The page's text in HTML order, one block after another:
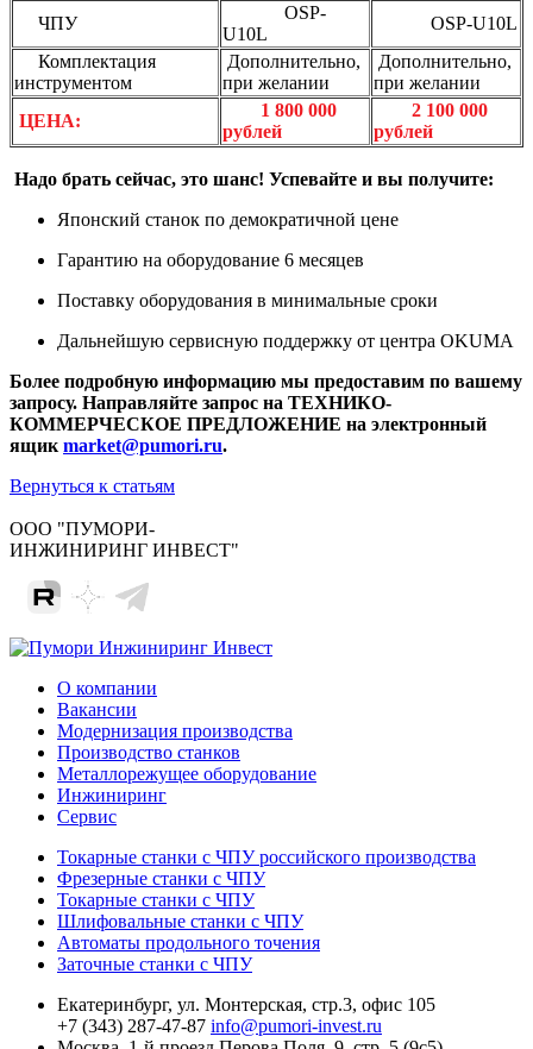
ЧПУ
OSP-
U10L
OSP-U10L
Комплектация
инструментом
Дополнительно,
при желании
Дополнительно,
при желании
ЦЕНА:
1 800 000
рублей
2 100 000
рублей
Надо брать сейчас, это шанс! Успевайте и вы получите:
Японский станок по демократичной цене
Гарантию на оборудование 6 месяцев
Поставку оборудования в минимальные сроки
Дальнейшую сервисную поддержку от центра OKUMA
Более подробную информацию мы предоставим по вашему
запросу. Направляйте запрос на ТЕХНИКО-
КОММЕРЧЕСКОЕ ПРЕДЛОЖЕНИЕ на электронный
ящик market@pumori.ru.
Вернуться к статьям
ООО "ПУМОРИ-
ИНЖИНИРИНГ ИНВЕСТ"
О компании
Вакансии
Модернизация производства
Производство станков
Металлорежущее оборудование
Инжиниринг
Сервис
Токарные станки с ЧПУ российского производства
Фрезерные станки с ЧПУ
Токарные станки с ЧПУ
Шлифовальные станки с ЧПУ
Автоматы продольного точения
Заточные станки с ЧПУ
Екатеринбург, ул. Монтерская, стр.3, офис 105
+7 (343) 287-47-87 info@pumori-invest.ru